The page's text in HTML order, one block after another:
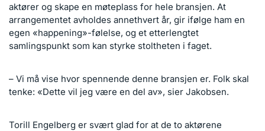
aktører og skape en møteplass for hele bransjen. At
arrangementet avholdes annethvert år, gir ifølge ham en
egen «happening»-følelse, og et etterlengtet
samlingspunkt som kan styrke stoltheten i faget.
– Vi må vise hvor spennende denne bransjen er. Folk skal
tenke: «Dette vil jeg være en del av», sier Jakobsen.
Torill Engelberg er svært glad for at de to aktørene